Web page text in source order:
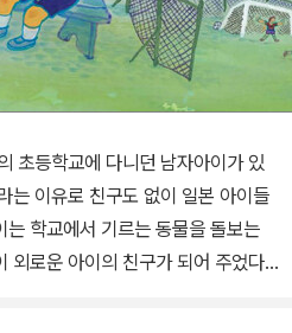
초등학교에 다니던 남자아이가 있
이 일본 아이들
학교에서 기르는 동물을 돌보는
외로운 아이의 친구가 되어 주었다.